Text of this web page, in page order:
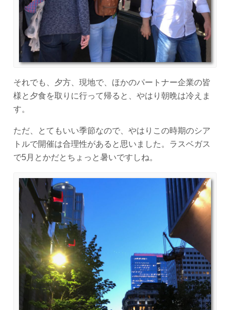
それでも、夕方、現地で、ほかのパートナー企業の皆
様と夕食を取りに行って帰ると、やはり朝晩は冷えま
す。
ただ、とてもいい季節なので、やはりこの時期のシア
トルで開催は合理性があると思いました。ラスベガス
で5月とかだとちょっと暑いですしね。